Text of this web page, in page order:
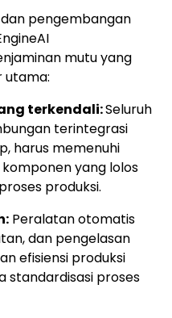
pengembangan
mutu yang
utama:
terkendali:Seluruh
terintegrasi
harus memenuhi
yang lolos
produksi.
Peralatan otomatis
dan pengelasan
efisiensi produksi
standardisasi proses